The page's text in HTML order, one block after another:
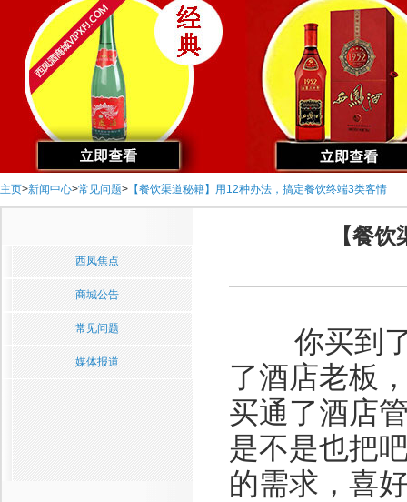
主页>新闻中心>常见问题> 【餐饮渠道秘籍】用12种办法，搞定餐饮终端3类客情
西凤焦点
商城公告
常见问题
媒体报道
【餐
你买到了
了酒店老板
买通了酒店
是不是也把
的需求，喜